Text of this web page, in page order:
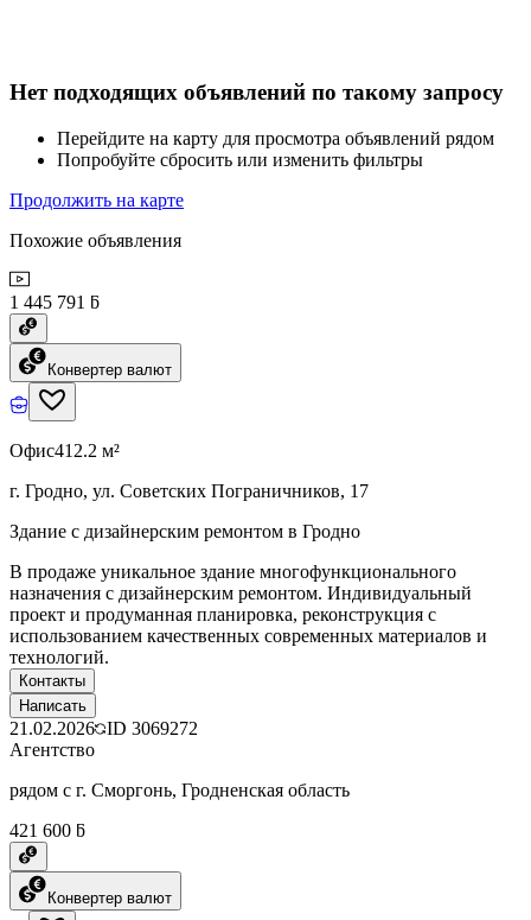
Нет подходящих объявлений по такому запросу
Перейдите на карту для просмотра объявлений рядом
Попробуйте сбросить или изменить фильтры
Продолжить на карте
Похожие объявления
1 445 791 ƃ
Конвертер валют
Офис412.2 м²
г. Гродно, ул. Советских Пограничников, 17
Здание с дизайнерским ремонтом в Гродно
В продаже уникальное здание многофункционального
назначения с дизайнерским ремонтом. Индивидуальный
проект и продуманная планировка, реконструкция с
использованием качественных современных материалов и
технологий.
Контакты
Написать
21.02.2026 ID 3069272
Агентство
рядом с г. Сморгонь, Гродненская область
421 600 ƃ
Конвертер валют